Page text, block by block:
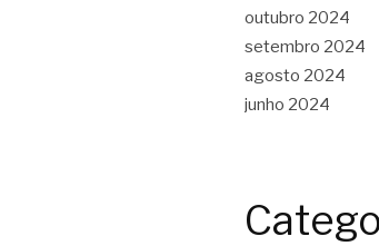
outubro 2024
setembro 2024
agosto 2024
junho 2024